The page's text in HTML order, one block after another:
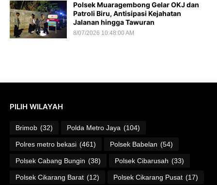
Polsek Muaragembong Gelar OKJ dan
Patroli Biru, Antisipasi Kejahatan
Jalanan hingga Tawuran
8/07/2026 10:48:00 AM
PILIH WILAYAH
Brimob (32) Polda Metro Jaya (104)
Polres metro bekasi (461) Polsek Babelan (54)
Polsek Cabang Bungin (38) Polsek Cibarusah (33)
Polsek Cikarang Barat (12) Polsek Cikarang Pusat (17)